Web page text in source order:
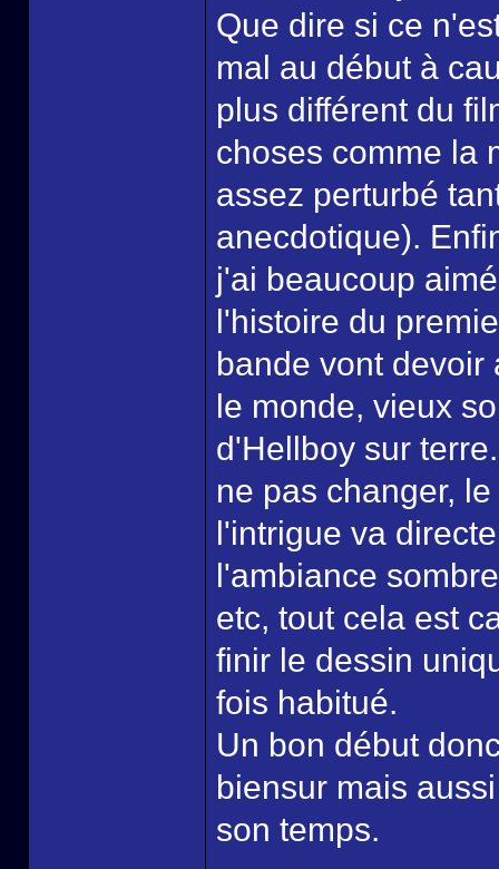
Que dire si ce
mal au début à
plus différent du
choses comme la
assez perturbé
anecdotique).
j'ai beaucoup
l'histoire du
bande vont devoir
le monde, vieux
d'Hellboy sur
ne pas changer,
l'intrigue va
l'ambiance
etc, tout cela est
finir le dessin
fois habitué.
Un bon début
biensur mais
son temps.